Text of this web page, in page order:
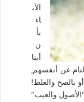
الآب
اء
بأ
ن
أبنا
عن أنفسهم,
بالصح والغلط!
والعيب”